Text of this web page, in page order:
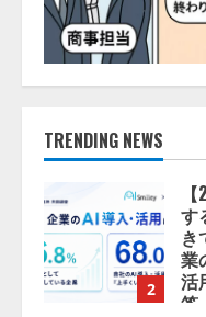
TRENDING NEWS
動
あ
捕
1
し
2
す
き
業
活
答